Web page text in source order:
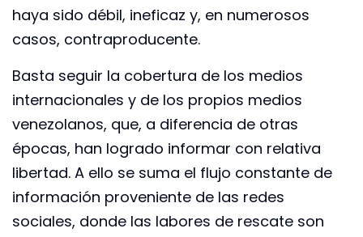
haya sido débil, ineficaz y, en numerosos
casos, contraproducente.
Basta seguir la cobertura de los medios
internacionales y de los propios medios
venezolanos, que, a diferencia de otras
épocas, han logrado informar con relativa
libertad. A ello se suma el flujo constante de
información proveniente de las redes
sociales, donde las labores de rescate son